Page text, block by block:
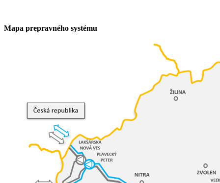
Mapa prepravného systému